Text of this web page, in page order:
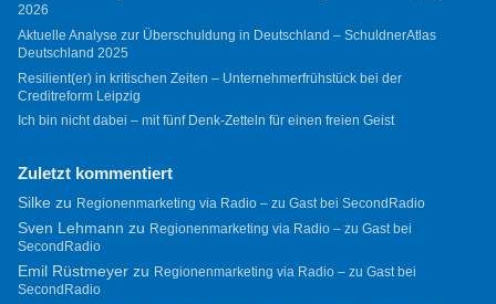
2026
Aktuelle Analyse zur Überschuldung in Deutschland – SchuldnerAtlas
Deutschland 2025
Resilient(er) in kritischen Zeiten – Unternehmerfrühstück bei der
Creditreform Leipzig
Ich bin nicht dabei – mit fünf Denk-Zetteln für einen freien Geist
Zuletzt kommentiert
Silkezu Regionenmarketing via Radio – zu Gast bei SecondRadio
Sven Lehmann zu Regionenmarketing via Radio – zu Gast bei
SecondRadio
Emil Rüstmeyerzu Regionenmarketing via Radio – zu Gast bei
SecondRadio